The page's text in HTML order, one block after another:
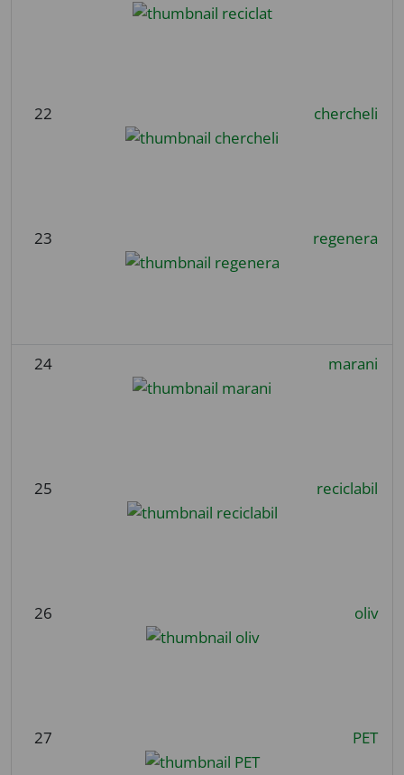
22 chercheli
23 regenera
24 marani
25 reciclabil
26 oliv
27 PET